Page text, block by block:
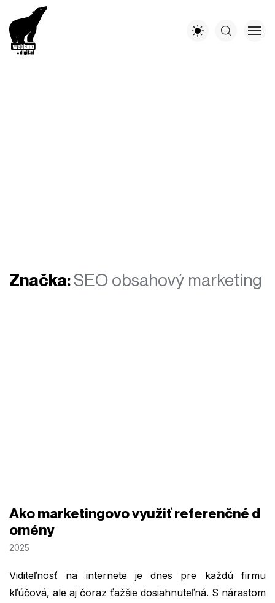
Značka:SEO obsahový marketing
Ako marketingovo využiť referenčné d
omény
2025
Viditeľnosť na internete je dnes pre každú firmu
kľúčová, ale aj čoraz ťažšie dosiahnuteľná. S nárastom